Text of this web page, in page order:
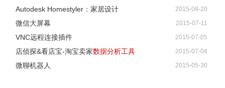
Autodesk Homestyler：家居设计 2015-08-20
微信大屏幕 2015-07-11
VNC远程连接插件 2015-07-05
店侦探&看店宝-淘宝卖家数据分析工具 2015-07-04
微聊机器人 2015-05-30